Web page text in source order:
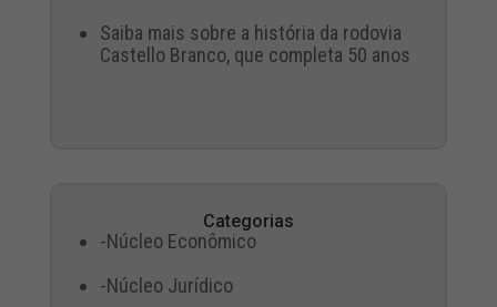
Saiba mais sobre a história da rodovia
Castello Branco, que completa 50 anos
Categorias
-Núcleo Econômico
-Núcleo Jurídico